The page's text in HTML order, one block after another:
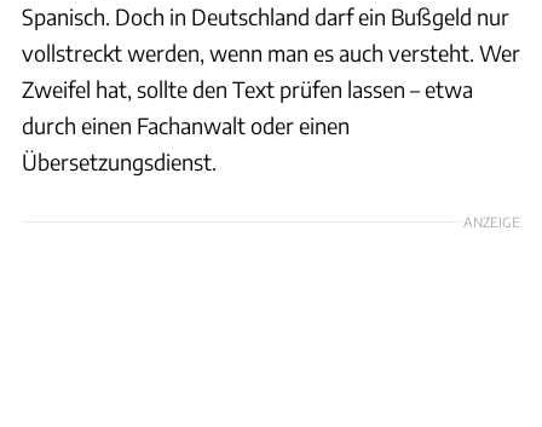
Spanisch. Doch in Deutschland darf ein Bußgeld nur
vollstreckt werden, wenn man es auch versteht. Wer
Zweifel hat, sollte den Text prüfen lassen – etwa
durch einen Fachanwalt oder einen
Übersetzungsdienst.
ANZEIGE